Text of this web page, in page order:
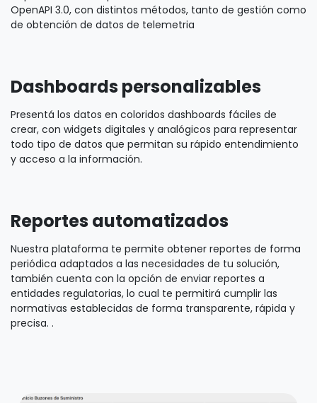
OpenAPI 3.0, con distintos métodos, tanto de gestión como
de obtención de datos de telemetria
Dashboards personalizables
Presentá los datos en coloridos dashboards fáciles de
crear, con widgets digitales y analógicos para representar
todo tipo de datos que permitan su rápido entendimiento
y acceso a la información.
Reportes automatizados
Nuestra plataforma te permite obtener reportes de forma
periódica adaptados a las necesidades de tu solución,
también cuenta con la opción de enviar reportes a
entidades regulatorias, lo cual te permitirá cumplir las
normativas establecidas de forma transparente, rápida y
precisa. .